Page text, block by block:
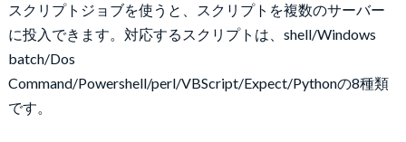
スクリプトジョブを使うと、スクリプトを複数のサーバー
に投入できます。対応するスクリプトは、shell/Windows
batch/Dos
Command/Powershell/perl/VBScript/Expect/Pythonの8種類
です。